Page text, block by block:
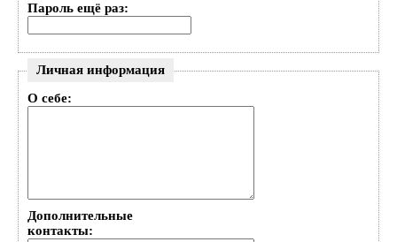
Пароль ещё раз:
Личная информация
О себе:
Дополнительные
контакты: